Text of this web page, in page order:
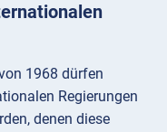
1968 dürfen
Regierungen
denen diese